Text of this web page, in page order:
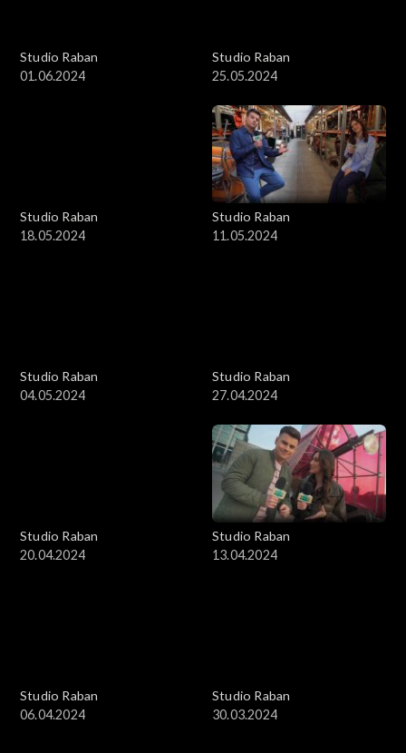
Studio Raban
01.06.2024
Studio Raban
25.05.2024
Studio Raban
18.05.2024
Studio Raban
11.05.2024
Studio Raban
04.05.2024
Studio Raban
27.04.2024
Studio Raban
20.04.2024
Studio Raban
13.04.2024
Studio Raban
06.04.2024
Studio Raban
30.03.2024